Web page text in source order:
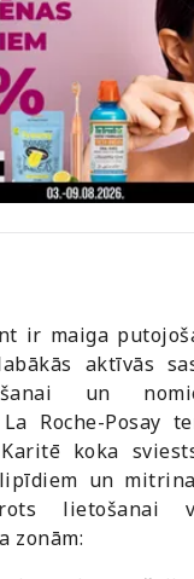
ir maiga
aktīvās
un
Roche-Posay
koka
un mitrina.
lietošanai
zonām: